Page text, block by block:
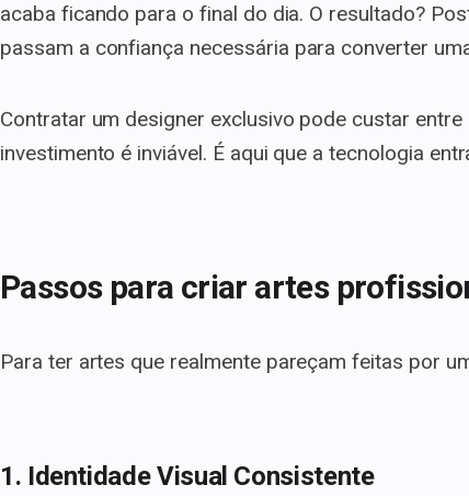
acaba ficando para o final do dia. O resultado?
passam a confiança necessária para converter
Contratar um designer exclusivo pode custar entre
investimento é inviável. É aqui que a tecnologia
Passos para criar artes
Para ter artes que realmente pareçam feitas por
1. Identidade Visual Consistente